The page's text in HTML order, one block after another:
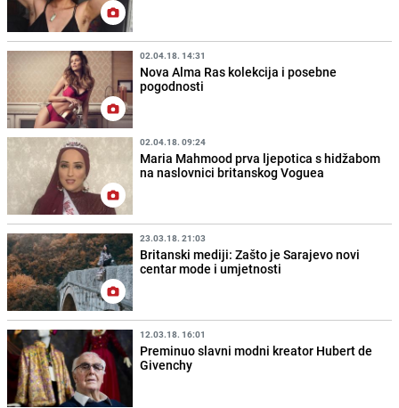
02.04.18. 14:31
Nova Alma Ras kolekcija i posebne
pogodnosti
02.04.18. 09:24
Maria Mahmood prva ljepotica s hidžabom
na naslovnici britanskog Voguea
23.03.18. 21:03
Britanski mediji: Zašto je Sarajevo novi
centar mode i umjetnosti
12.03.18. 16:01
Preminuo slavni modni kreator Hubert de
Givenchy